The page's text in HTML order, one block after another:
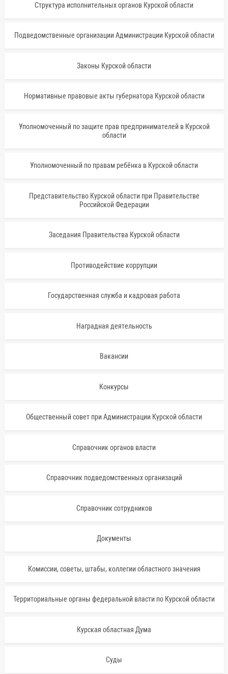
Структура исполнительных органов Курской области
Подведомственные организации Администрации Курской области
Законы Курской области
Нормативные правовые акты губернатора Курской области
Уполномоченный по защите прав предпринимателей в Курской
области
Уполномоченный по правам ребёнка в Курской области
Представительство Курской области при Правительстве
Российской Федерации
Заседания Правительства Курской области
Противодействие коррупции
Государственная служба и кадровая работа
Наградная деятельность
Вакансии
Конкурсы
Общественный совет при Администрации Курской области
Справочник органов власти
Справочник подведомственных организаций
Справочник сотрудников
Документы
Комиссии, советы, штабы, коллегии областного значения
Территориальные органы федеральной власти по Курской области
Курская областная Дума
Суды